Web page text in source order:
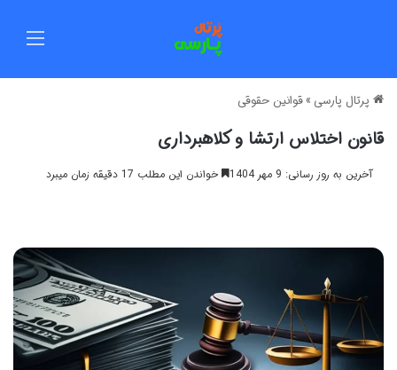
پرتال پارسی »قوانین حقوقی
قانون اختلاس ارتشا و کلاهبرداری
آخرین به روز رسانی: 9 مهر 1404 خواندن این مطلب 17 دقیقه زمان میبرد